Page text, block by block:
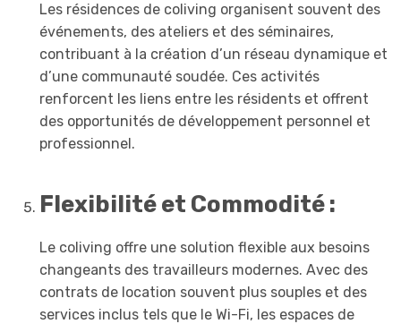
Les résidences de coliving organisent souvent des
événements, des ateliers et des séminaires,
contribuant à la création d’un réseau dynamique et
d’une communauté soudée. Ces activités
renforcent les liens entre les résidents et offrent
des opportunités de développement personnel et
professionnel.
Flexibilité et Commodité :
Le coliving offre une solution flexible aux besoins
changeants des travailleurs modernes. Avec des
contrats de location souvent plus souples et des
services inclus tels que le Wi-Fi, les espaces de